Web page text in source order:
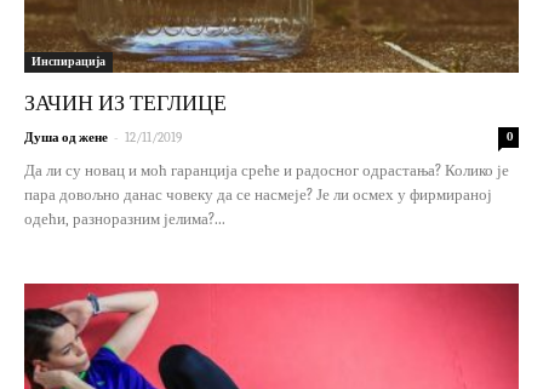
Инспирација
ЗАЧИН ИЗ ТЕГЛИЦЕ
Душа од жене - 12/11/2019 0
Да ли су новац и моћ гаранција среће и радосног одрастања? Колико је
пара довољно данас човеку да се насмеје? Је ли осмех у фирмираној
одећи, разноразним јелима?...